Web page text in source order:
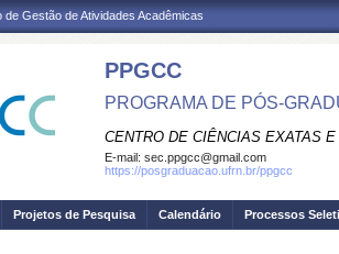
de Gestão de Atividades Acadêmicas
PPGCC
PROGRAMA DE PÓS-
CENTRO DE CIÊNCIAS EXATAS
E-mail: sec.ppgcc@gmail.com
https://posgraduacao.ufrn.br/ppgcc
Projetos de Pesquisa Calendário Processos